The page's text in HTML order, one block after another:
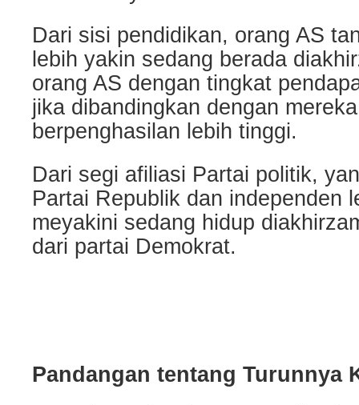
Dari sisi pendidikan, orang AS
lebih yakin sedang berada
orang AS dengan tingkat
jika dibandingkan dengan
berpenghasilan lebih tinggi.
Dari segi afiliasi Partai politik,
Partai Republik dan independen
meyakini sedang hidup
dari partai Demokrat.
Pandangan tentang Turunnya